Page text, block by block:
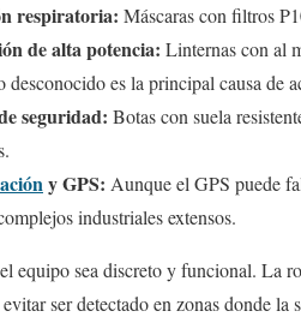
respiratoria: Máscaras con filtros
de alta potencia: Linternas con al
desconocido es la principal causa de
seguridad: Botas con suela
y GPS: Aunque el GPS puede
industriales extensos.
equipo sea discreto y funcional. La
ser detectado en zonas donde